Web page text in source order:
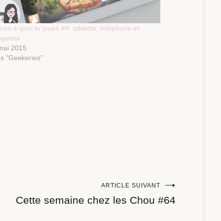
à quoi tu joues #4: tablette, téléphone et
2015
"Geekeries"
ARTICLE SUIVANT
Cette semaine chez les Chou #64